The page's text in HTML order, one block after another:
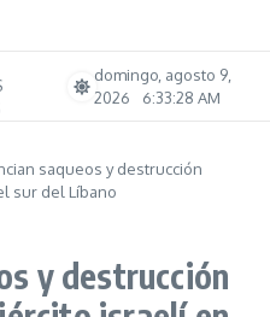
domingo, agosto 9,
2026
6:33:29 AM
saqueos y destrucción
sur del Líbano
y destrucción